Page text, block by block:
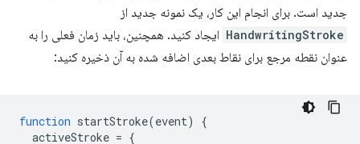
جدید است. برای انجام این کار، یک نمونه جدید از
HandwritingStroke ایجاد کنید. همچنین، باید زمان فعلی را به
عنوان نقطه مرجع برای نقاط بعدی اضافه شده به آن ذخیره کنید:
function startStroke(event)
{
activeStroke = {